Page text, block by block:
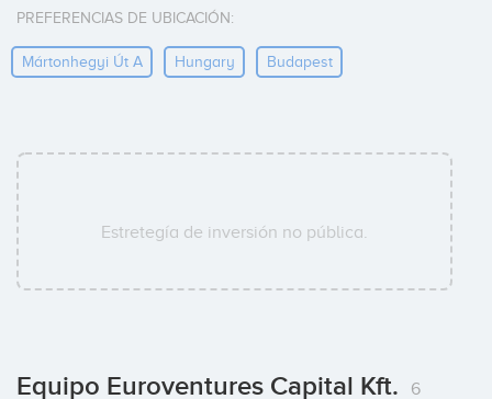
PREFERENCIAS DE UBICACIÓN:
Mártonhegyi Út A Hungary Budapest
Estretegía de inversión no pública.
Equipo Euroventures Capital Kft. 6